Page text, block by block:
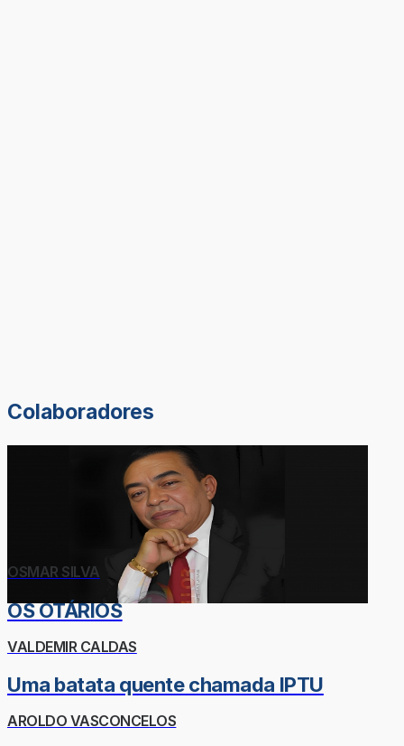
Colaboradores
OSMAR SILVA
OS OTÁRIOS
VALDEMIR CALDAS
Uma batata quente chamada IPTU
AROLDO VASCONCELOS